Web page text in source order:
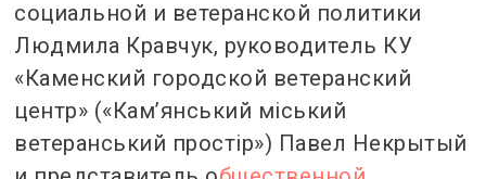
социальной и ветеранской политики
Людмила Кравчук, руководитель КУ
«Каменский городской ветеранский
центр» («Кам’янський міський
ветеранський простір») Павел Некрытый